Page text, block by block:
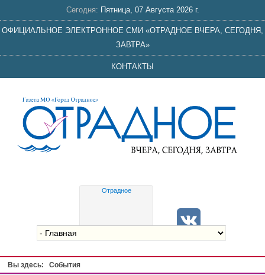
Сегодня: Пятница, 07 Августа 2026 г.
ОФИЦИАЛЬНОЕ ЭЛЕКТРОННОЕ СМИ «ОТРАДНОЕ ВЧЕРА, СЕГОДНЯ,
ЗАВТРА»
КОНТАКТЫ
Отрадное
Вы здесь: События